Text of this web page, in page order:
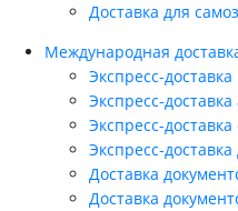
Доставка для
Международная
Экспресс-
Экспресс-доставка
Экспресс-
Экспресс-
Доставка
Доставка